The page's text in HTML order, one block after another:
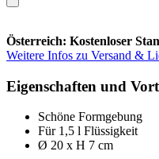
Österreich: Kostenloser
Weitere Infos zu Versand &
Eigenschaften und
Schöne Formgebung
Für 1,5 l Flüssigkeit
Ø 20 x H 7 cm